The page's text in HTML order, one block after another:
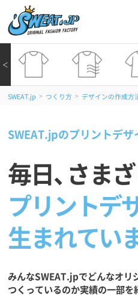
＜
SWEAT.jp > つくり方 > デザインの作成方
SWEAT.jpのプリントデザ
毎日 、 さま
プリントデ
生まれてい
みんなSWEAT.jpでどんなオリ
つくっているのか実績の一部を